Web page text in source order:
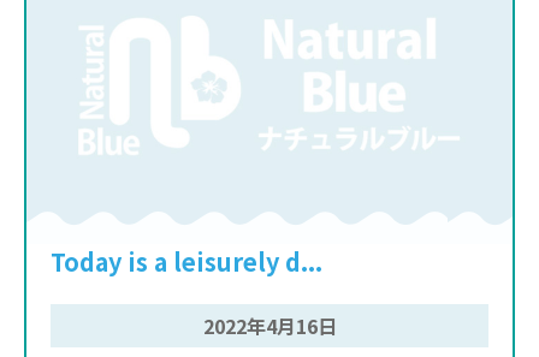
Today is a leisurely d...
2022年4月16日